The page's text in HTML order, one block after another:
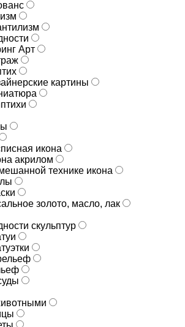
Арт
картины
икона
акрилом
технике икона
золото, масло, лак
скульптур